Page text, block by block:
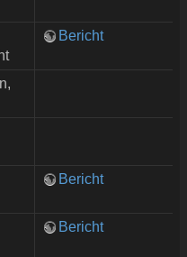
Bericht
Bericht
Bericht